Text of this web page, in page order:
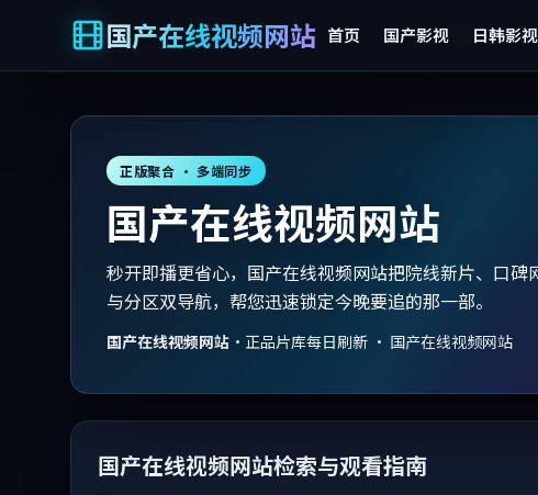
国产在线视频网站 首页 国产影视 日韩影视
正版聚合 · 多端同步
国产在线视频网站
秒开即播更省心，国产在线视频网站把院线新片、口碑
与分区双导航，帮您迅速锁定今晚要追的那一部。
国产在线视频网站 · 正品片库每日刷新 · 国产在线视频网站
国产在线视频网站检索与观看指南